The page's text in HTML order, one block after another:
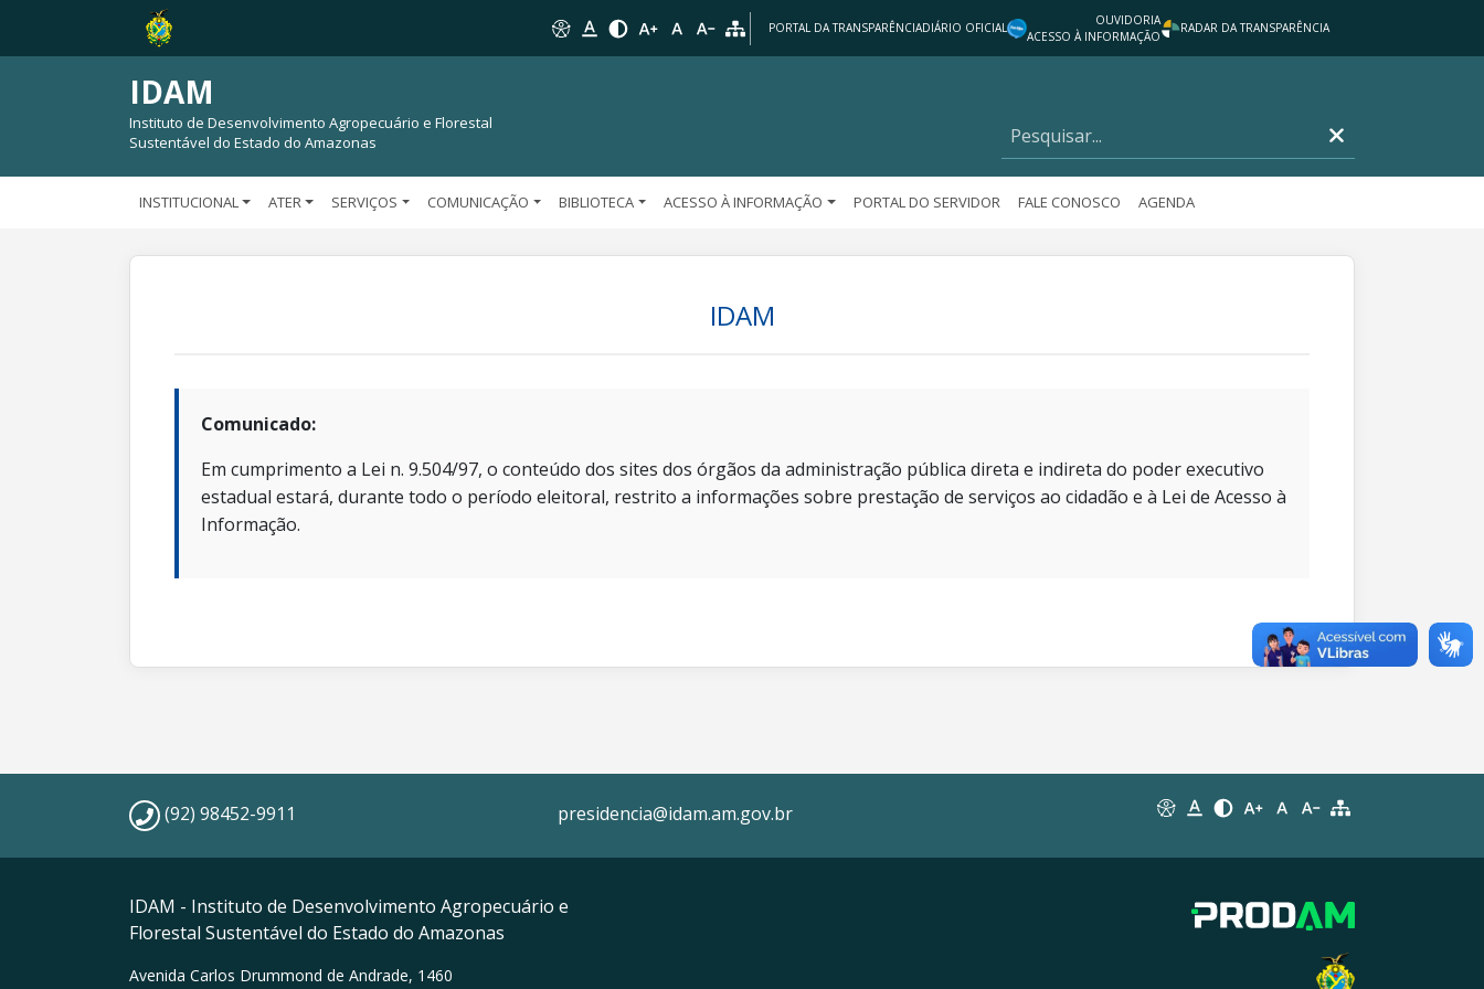
PORTAL DA TRANSPARÊNCIADIÁRIO OFICIAL
OUVIDORIA
ACESSO À INFORMAÇÃO
RADAR DA TRANSPARÊNCIA
IDAM
Instituto de Desenvolvimento Agropecuário e Florestal
Sustentável do Estado do Amazonas
INSTITUCIONAL ATER SERVIÇOS COMUNICAÇÃO BIBLIOTECA ACESSO À INFORMAÇÃO PORTAL DO SERVIDOR FALE CONOSCO AGENDA
IDAM
Comunicado:
Em cumprimento a Lei n. 9.504/97, o conteúdo dos sites dos órgãos da administração pública direta e indireta do poder executivo
estadual estará, durante todo o período eleitoral, restrito a informações sobre prestação de serviços ao cidadão e à Lei de Acesso à
Informação.
(92) 98452-9911 presidencia@idam.am.gov.br
IDAM - Instituto de Desenvolvimento Agropecuário e
Florestal Sustentável do Estado do Amazonas
Avenida Carlos Drummond de Andrade, 1460